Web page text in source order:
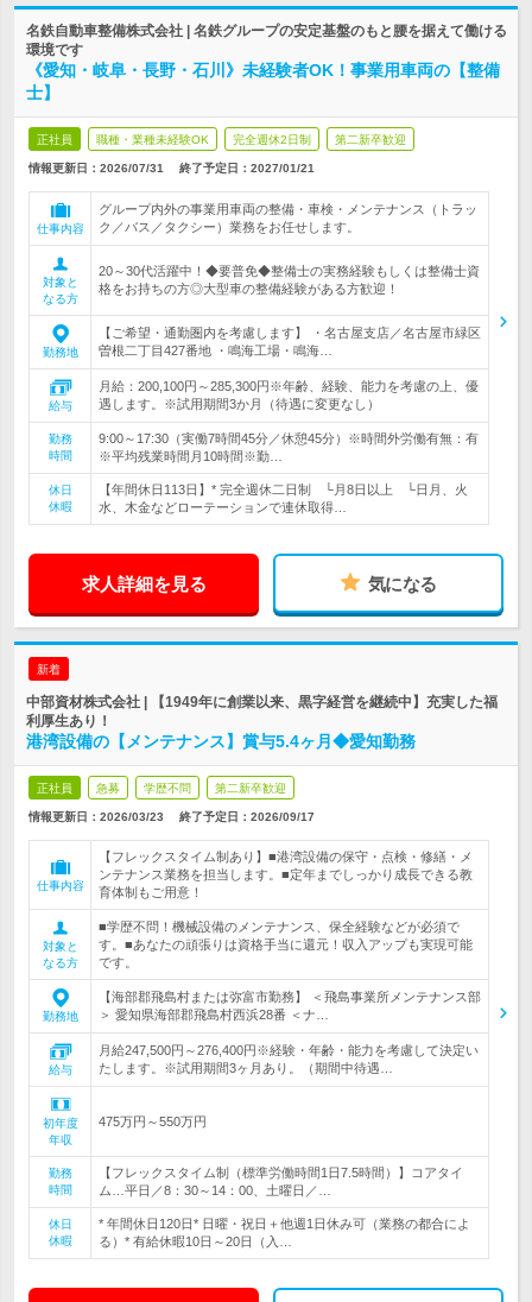
名鉄自動車整備株式会社 | 名鉄グループの安定基盤のもと腰を据えて働ける
環境です
《愛知・岐阜・長野・石川》未経験者OK！事業用車両の【整備
士】
正社員 職種・業種未経験OK 完全週休2日制 第二新卒歓迎
情報更新日：2026/07/31 終了予定日： 2027/01/21
仕事内容
グループ内外の事業用車両の整備・車検・メンテナンス（トラッ
ク／バス／タクシー）業務をお任せします。
対象と
なる方
20～30代活躍中！◆要普免◆整備士の実務経験もしくは整備士資
格をお持ちの方◎大型車の整備経験がある方歓迎！
勤務地
【ご希望・通勤圏内を考慮します】 ・名古屋支店／名古屋市緑区
曽根二丁目427番地 ・鳴海工場・鳴海…
給与
月給：200,100円～285,300円※年齢、経験、能力を考慮の上、優
遇します。※試用期間3か月（待遇に変更なし）
勤務
時間
9:00～17:30（実働7時間45分／休憩45分）※時間外労働有無：有
※平均残業時間月10時間※勤…
休日
休暇
【年間休日113日】* 完全週休二日制 └月8日以上 └日月、火
水、木金などローテーションで連休取得…
求人詳細を見る 気になる
新着
中部資材株式会社 | 【1949年に創業以来、黒字経営を継続中】充実した福
利厚生あり！
港湾設備の【メンテナンス】賞与5.4ヶ月◆愛知勤務
正社員 急募 学歴不問 第二新卒歓迎
情報更新日：2026/03/23 終了予定日： 2026/09/17
仕事内容
【フレックスタイム制あり】■港湾設備の保守・点検・修繕・メ
ンテナンス業務を担当します。■定年までしっかり成長できる教
育体制もご用意！
対象と
なる方
■学歴不問！機械設備のメンテナンス、保全経験などが必須で
す。■あなたの頑張りは資格手当に還元！収入アップも実現可能
です。
勤務地
【海部郡飛島村または弥富市勤務】 ＜飛島事業所メンテナンス部
＞ 愛知県海部郡飛島村西浜28番 ＜ナ…
給与
月給247,500円～276,400円※経験・年齢・能力を考慮して決定い
たします。※試用期間3ヶ月あり。（期間中待遇…
初年度
年収
475万円～550万円
勤務
時間
【フレックスタイム制（標準労働時間1日7.5時間）】コアタイ
ム…平日／8：30～14：00、土曜日／…
休日
休暇
* 年間休日120日* 日曜・祝日＋他週1日休み可（業務の都合によ
る）* 有給休暇10日～20日（入…